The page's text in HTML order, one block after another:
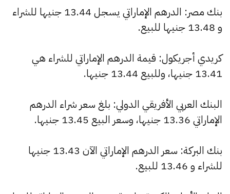
بنك مصر: الدرهم الإماراتي يسجل 13.44 جنيها للشراء
و 13.48 جنيها للبيع.
كريدي أجريكول: قيمة الدرهم الإماراتي للشراء هي
13.41 جنيها، وللبيع 13.44 جنيها.
البنك العربي الأفريقي الدولي: بلغ سعر شراء الدرهم
الإماراتي 13.36 جنيها، وسعر البيع 13.45 جنيها.
بنك البركة: سعر الدرهم الإماراتي الآن 13.43 جنيها
للشراء و 13.46 للبيع.